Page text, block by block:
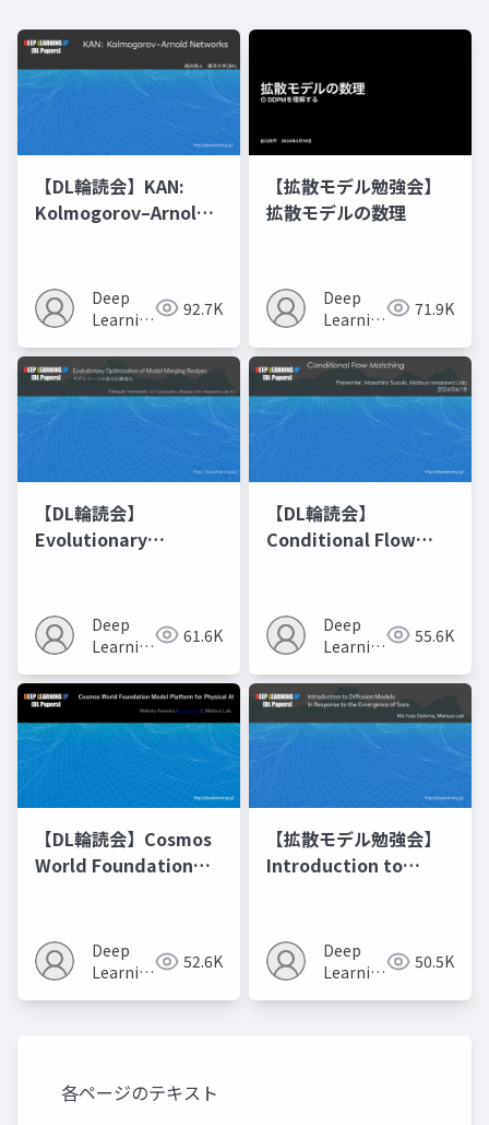
【DL輪読会】KAN:
Kolmogorov–Arnold
Deep
Learning
92.7K
【拡散モデル勉強会】
拡散モデルの数理
Deep
Learning
71.9K
【DL輪読会】
Evolutionary
Recipes モデルマージ
の進化的最適化
Deep
Learning
61.6K
【DL輪読会】
Conditional Flow
Deep
Learning
55.6K
【DL輪読会】Cosmos
World Foundation
Deep
Learning
52.6K
【拡散モデル勉強会】
Introduction to
Deep
Learning
50.5K
各ページのテキスト